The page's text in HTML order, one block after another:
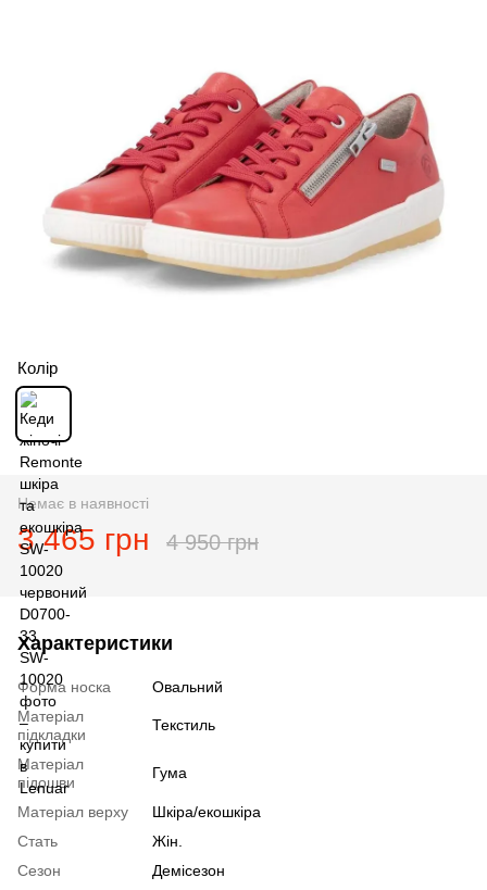
Колір
Немає в наявності
3 465 грн 4 950 грн
Характеристики
Форма носка
Овальний
Матеріал
підкладки
Текстиль
Матеріал
підошви
Гума
Матеріал верху
Шкіра/екошкіра
Стать
Жін.
Сезон
Демісезон